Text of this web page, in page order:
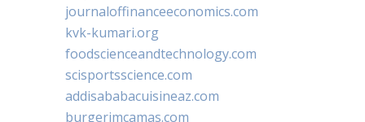
journaloffinanceeconomics.com
kvk-kumari.org
foodscienceandtechnology.com
scisportsscience.com
addisababacuisineaz.com
burgerimcamas.com